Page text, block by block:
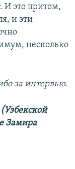
И это притом,
и эти
несколько
за интервью.
Замира